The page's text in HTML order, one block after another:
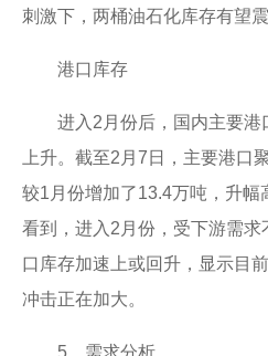
刺激下，两桶油石化库存有望震
港口库存
进入2月份后，国内主要港
上升。截至2月7日，主要港口
较1月份增加了13.4万吨，升幅
看到，进入2月份，受下游需
口库存加速上或回升，显示目
冲击正在加大。
5、需求分析